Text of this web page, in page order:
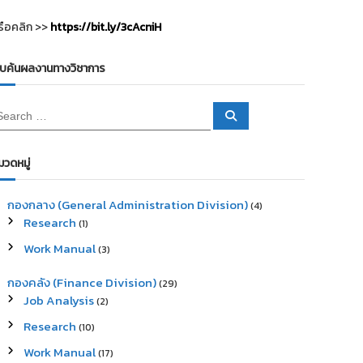
อคลิก >>https://bit.ly/3cAcniH
ค้นผลงานทางวิชาการ
S
วดหมู่
กองกลาง (General Administration Division)(4)
Research (1)
Work Manual(3)
กองคลัง (Finance Division)(29)
Job Analysis(2)
Research (10)
Work Manual(17)